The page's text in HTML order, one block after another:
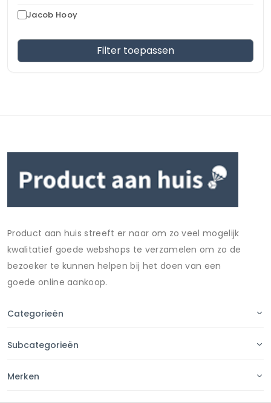
Jacob Hooy
Filter toepassen
Product aan huis streeft er naar om zo veel mogelijk
kwalitatief goede webshops te verzamelen om zo de
bezoeker te kunnen helpen bij het doen van een
goede online aankoop.
Categorieën
Subcategorieën
Merken